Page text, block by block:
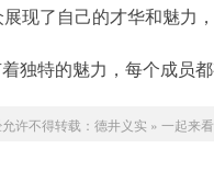
现了自己的才华和魅力
独特的魅力，每个成员
许不得转载： 德井义实 » 一起来